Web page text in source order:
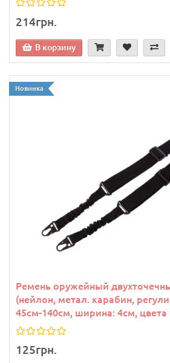
214грн.
В корзину
Новинка
Ремень оружейный
(нейлон, метал. карабин,
45см-140см, ширина: 4см, цвета
125грн.